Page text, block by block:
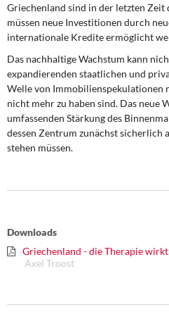
Griechenland sind in der letzten Zeit
müssen neue Investitionen durch
internationale Kredite ermöglicht
Das nachhaltige Wachstum kann
expandierenden staatlichen und
Welle von Immobilienspekulationen
nicht mehr zu haben sind. Das neue
umfassenden Stärkung des
dessen Zentrum zunächst
stehen müssen.
Downloads
Griechenland - die Therapie
Axel Troost